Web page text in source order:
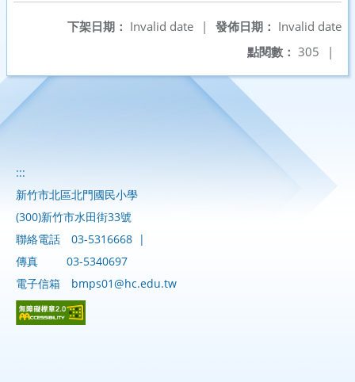
發佈日期： Invalid date
下架日期： Invalid date
|
點閱數： 305 |
:::
新竹市北區北門國民小學
(300)新竹市水田街33號
聯絡電話
03-5316668 |
傳真
03-5340697
電子信箱
bmps01@hc.edu.tw